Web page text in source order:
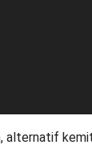
alternatif